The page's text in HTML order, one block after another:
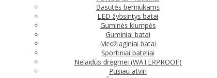
Basutės berniukams
LED žybsintys batai
Guminės klumpės
Guminiai batai
Medžiaginiai batai
Sportiniai bateliai
Nelaidūs drėgmei (WATERPROOF)
Pusiau atviri